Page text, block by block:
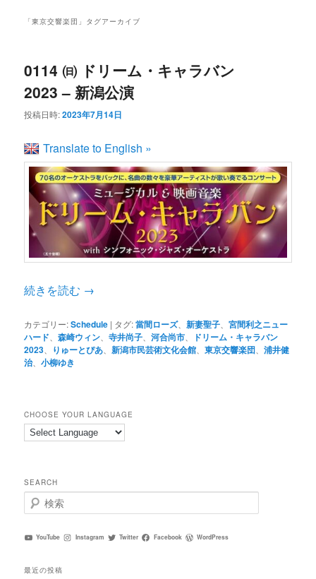
ン
コ
ン
テ
ン
ツ
へ
移
動
コ
ン
テ
ン
ツ
へ
移
動
「東京交響楽団 」タグアーカイブ
0114 ㈰ ドリーム・キャラバン
2023 – 新潟公演
投稿日時:2023年7月14日
Translate to English »
続きを読む →
カテゴリー:Schedule | タグ:當間ローズ、新妻聖子 、宮間利之ニュー
ハード 、森崎ウィン 、寺井尚子 、河合尚市
ドリーム・キャラバン
2023
りゅーとぴあ 、新潟市民芸術文化会館 、東京交響楽団 、浦井健
治、小柳ゆき
CHOOSE YOUR LANGUAGE
SEARCH
検
索
YouTube Instagram Twitter Facebook WordPress
最近の投稿